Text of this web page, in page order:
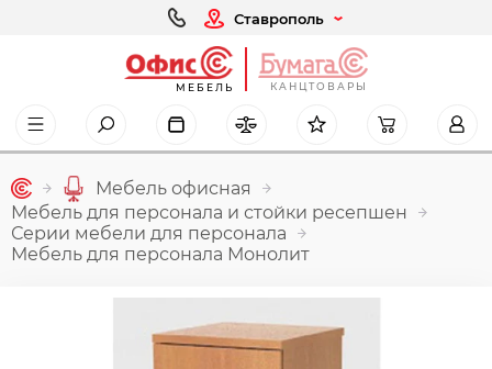
Ставрополь
МЕБЕЛЬ КАНЦТОВАРЫ
Мебель офисная
Мебель для персонала и стойки ресепшен
Серии мебели для персонала
Мебель для персонала Монолит